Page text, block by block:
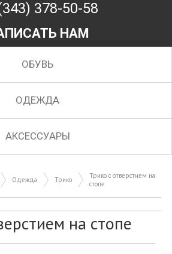
378-50-58
НАМ
ОБУВЬ
ОДЕЖДА
АКСЕССУАРЫ
Одежда Трико
Трико с отверстием на
стопе
на стопе